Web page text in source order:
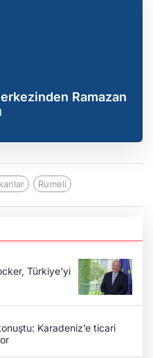
Ramazan
Rumeli
Türkiye’yi
Karadeniz’e ticari